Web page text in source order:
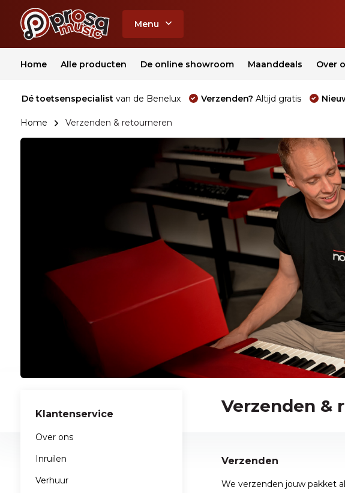
Menu
Home Alle producten De online showroom Maanddeals Over
Dé toetsenspecialist van de Benelux Verzenden? Altijd gratis
Home Verzenden & retourneren
Klantenservice
Over ons
Inruilen
Verhuur
Verzenden &
Verzenden
We verzenden jouw pakket